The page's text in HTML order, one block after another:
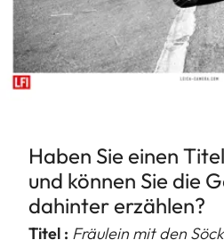
Haben Sie einen
und können Sie die
dahinter erzählen?
Titel : Fräulein mit den